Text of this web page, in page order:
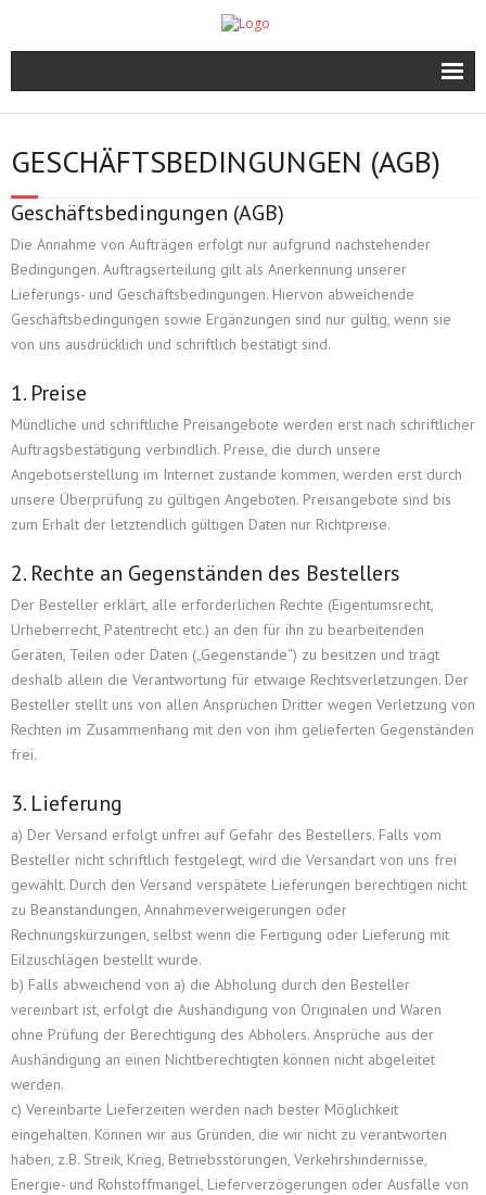
Start
News
IFA3D
A. Velten
Leistungen
3D Druck
Technik
Upload
Deutsch
GESCHÄFTSBEDINGUNGEN (AGB)
Geschäftsbedingungen (AGB)
Die Annahme von Aufträgen erfolgt nur aufgrund nachstehender
Bedingungen. Auftragserteilung gilt als Anerkennung unserer
Lieferungs- und Geschäftsbedingungen. Hiervon abweichende
Geschäftsbedingungen sowie Ergänzungen sind nur gültig, wenn sie
von uns ausdrücklich und schriftlich bestätigt sind.
1. Preise
Mündliche und schriftliche Preisangebote werden erst nach schriftlicher
Auftragsbestätigung verbindlich. Preise, die durch unsere
Angebotserstellung im Internet zustande kommen, werden erst durch
unsere Überprüfung zu gültigen Angeboten. Preisangebote sind bis
zum Erhalt der letztendlich gültigen Daten nur Richtpreise.
2. Rechte an Gegenständen des Bestellers
Der Besteller erklärt, alle erforderlichen Rechte (Eigentumsrecht,
Urheberrecht, Patentrecht etc.) an den für ihn zu bearbeitenden
Geräten, Teilen oder Daten („Gegenstände“) zu besitzen und trägt
deshalb allein die Verantwortung für etwaige Rechtsverletzungen. Der
Besteller stellt uns von allen Ansprüchen Dritter wegen Verletzung von
Rechten im Zusammenhang mit den von ihm gelieferten Gegenständen
frei.
3. Lieferung
a) Der Versand erfolgt unfrei auf Gefahr des Bestellers. Falls vom
Besteller nicht schriftlich festgelegt, wird die Versandart von uns frei
gewählt. Durch den Versand verspätete Lieferungen berechtigen nicht
zu Beanstandungen, Annahmeverweigerungen oder
Rechnungskürzungen, selbst wenn die Fertigung oder Lieferung mit
Eilzuschlägen bestellt wurde.
b) Falls abweichend von a) die Abholung durch den Besteller
vereinbart ist, erfolgt die Aushändigung von Originalen und Waren
ohne Prüfung der Berechtigung des Abholers. Ansprüche aus der
Aushändigung an einen Nichtberechtigten können nicht abgeleitet
werden.
c) Vereinbarte Lieferzeiten werden nach bester Möglichkeit
eingehalten. Können wir aus Gründen, die wir nicht zu verantworten
haben, z.B. Streik, Krieg, Betriebsstörungen, Verkehrshindernisse,
Energie- und Rohstoffmangel, Lieferverzögerungen oder Ausfälle von